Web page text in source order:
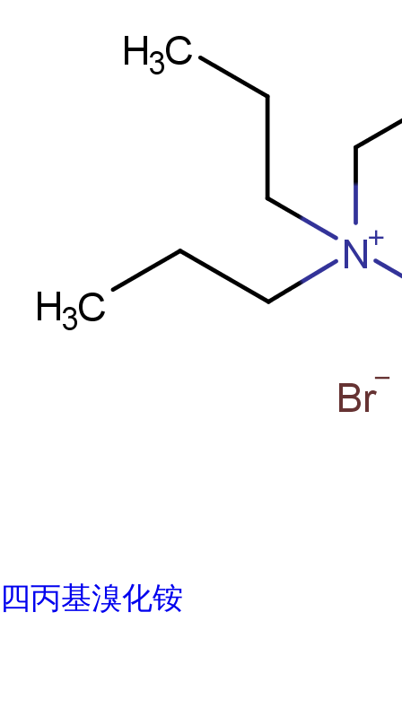
四丙基溴化铵